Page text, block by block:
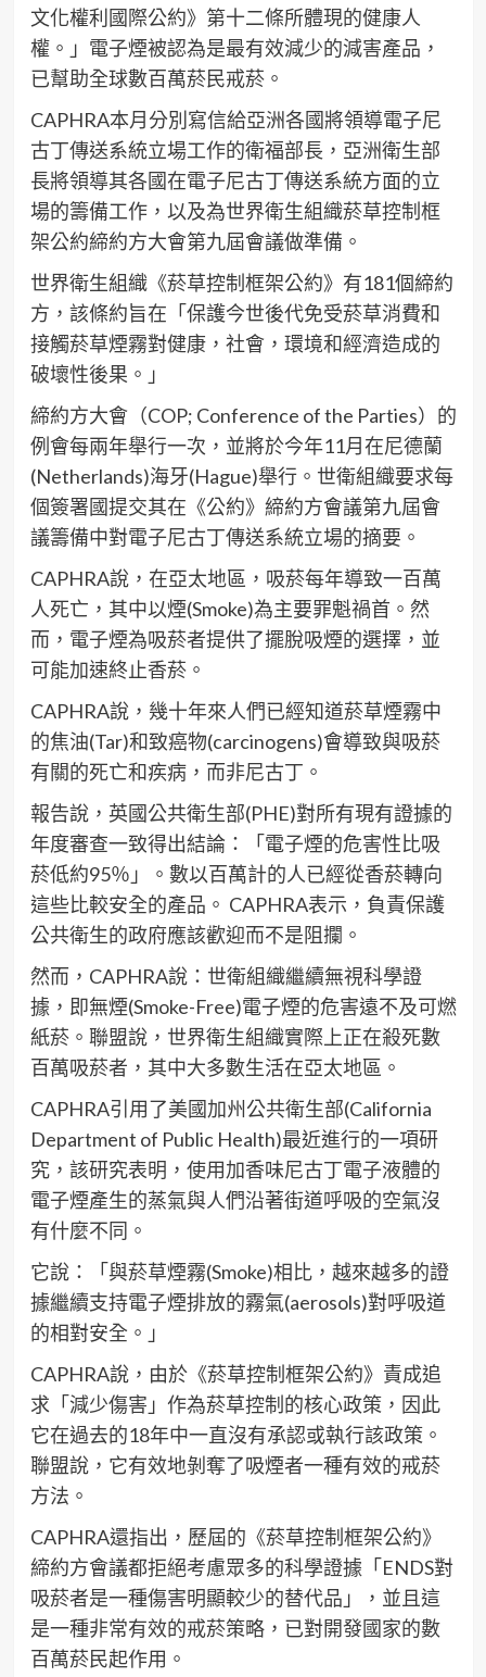
文化權利國際公約》第十二條所體現的健康人
權。」電子煙被認為是最有效減少的減害產品，
已幫助全球數百萬菸民戒菸。
CAPHRA本月分別寫信給亞洲各國將領導電子尼
古丁傳送系統立場工作的衛福部長，亞洲衛生部
長將領導其各國在電子尼古丁傳送系統方面的立
場的籌備工作，以及為世界衛生組織菸草控制框
架公約締約方大會第九屆會議做準備。
世界衛生組織《菸草控制框架公約》有181個締約
方，該條約旨在「保護今世後代免受菸草消費和
接觸菸草煙霧對健康，社會，環境和經濟造成的
破壞性後果。」
締約方大會（COP; Conference of the Parties）的
例會每兩年舉行一次，並將於今年11月在尼德蘭
(Netherlands)海牙(Hague)舉行。世衛組織要求每
個簽署國提交其在《公約》締約方會議第九屆會
議籌備中對電子尼古丁傳送系統立場的摘要。
CAPHRA說，在亞太地區，吸菸每年導致一百萬
人死亡，其中以煙(Smoke)為主要罪魁禍首。然
而，電子煙為吸菸者提供了擺脫吸煙的選擇，並
可能加速終止香菸。
CAPHRA說，幾十年來人們已經知道菸草煙霧中
的焦油(Tar)和致癌物(carcinogens)會導致與吸菸
有關的死亡和疾病，而非尼古丁。
報告說，英國公共衛生部(PHE)對所有現有證據的
年度審查一致得出結論：「電子煙的危害性比吸
菸低約95％」。數以百萬計的人已經從香菸轉向
這些比較安全的產品。 CAPHRA表示，負責保護
公共衛生的政府應該歡迎而不是阻攔。
然而，CAPHRA說：世衛組織繼續無視科學證
據，即無煙(Smoke-Free)電子煙的危害遠不及可燃
紙菸。聯盟說，世界衛生組織實際上正在殺死數
百萬吸菸者，其中大多數生活在亞太地區。
CAPHRA引用了美國加州公共衛生部(California
Department of Public Health)最近進行的一項研
究，該研究表明，使用加香味尼古丁電子液體的
電子煙產生的蒸氣與人們沿著街道呼吸的空氣沒
有什麼不同。
它說：「與菸草煙霧(Smoke)相比，越來越多的證
據繼續支持電子煙排放的霧氣(aerosols)對呼吸道
的相對安全。」
CAPHRA說，由於《菸草控制框架公約》責成追
求「減少傷害」作為菸草控制的核心政策，因此
它在過去的18年中一直沒有承認或執行該政策。
聯盟說，它有效地剝奪了吸煙者一種有效的戒菸
方法。
CAPHRA還指出，歷屆的《菸草控制框架公約》
締約方會議都拒絕考慮眾多的科學證據「ENDS對
吸菸者是一種傷害明顯較少的替代品」，並且這
是一種非常有效的戒菸策略，已對開發國家的數
百萬菸民起作用。